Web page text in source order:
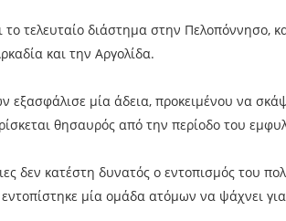
τελευταίο διάστημα στην Πελοπόννησο,
και την Αργολίδα.
εξασφάλισε μία άδεια, προκειμένου να
θησαυρός από την περίοδο του
δεν κατέστη δυνατός ο εντοπισμός του
μία ομάδα ατόμων να ψάχνει